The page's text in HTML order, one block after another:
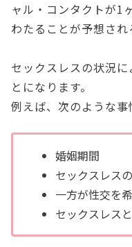
ャル・コンタクトが1
わたることが予想され
セックスレスの状況
とになります。
例えば、次のような事
婚姻期間
セックスレス
一方が性交を
セックスレ